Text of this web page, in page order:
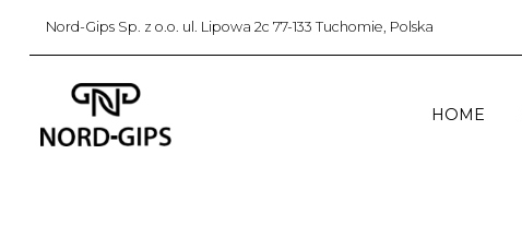
Nord-Gips Sp. z o.o. ul. Lipowa 2c 77-133 Tuchomie, Polska
HOME